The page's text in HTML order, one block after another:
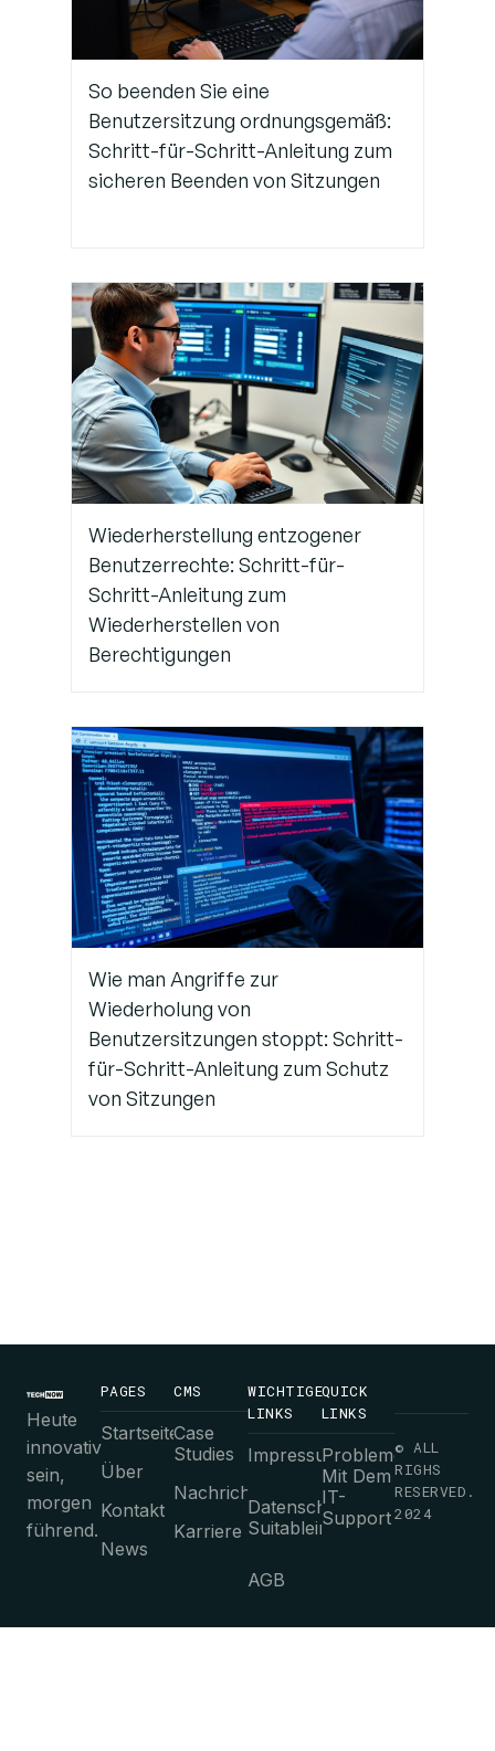
Unterrichten
Sie die
Benutzer
über die
korrekten
Reset-
und Fehlern
So beenden Sie eine
Benutzersitzung ordnungsgemäß:
Schritt-für-Schritt-Anleitung zum
sicheren Beenden von Sitzungen
Wiederherstellung entzogener
Benutzerrechte: Schritt-für-
Schritt-Anleitung zum
Wiederherstellen von
Berechtigungen
Wie man Angriffe zur
Wiederholung von
Benutzersitzungen stoppt: Schritt-
für-Schritt-Anleitung zum Schutz
von Sitzungen
Heute
innovativ
sein,
morgen
führend.
PAGES
Startseite
Über
Kontakt
News
CMS
Case
Studies
Nachrichten
Karriere
WICHTIGE
LINKS
Impressum
Datenschutz-
Suitableimmungen
AGB
QUICK
LINKS
Probleme
Mit Dem
IT-
Support
© ALL
RIGHS
RESERVED.
2024